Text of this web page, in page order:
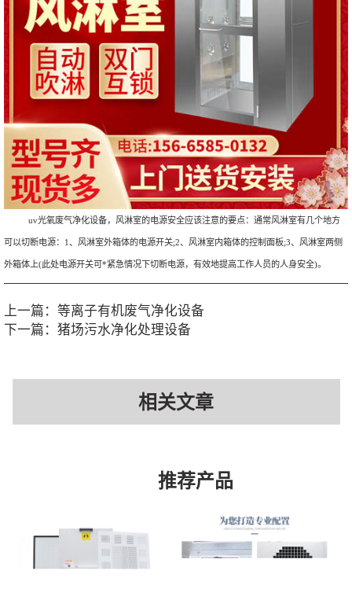
uv光氧废气净化设备，风淋室的电源安全应该注意的要点：通常风淋室有几个地方
可以切断电源：1、风淋室外箱体的电源开关;2、风淋室内箱体的控制面板;3、风淋室两侧
外箱体上(此处电源开关可*紧急情况下切断电源，有效地提高工作人员的人身安全)。
上一篇： 等离子有机废气净化设备
下一篇： 猪场污水净化处理设备
相关文章
推荐产品